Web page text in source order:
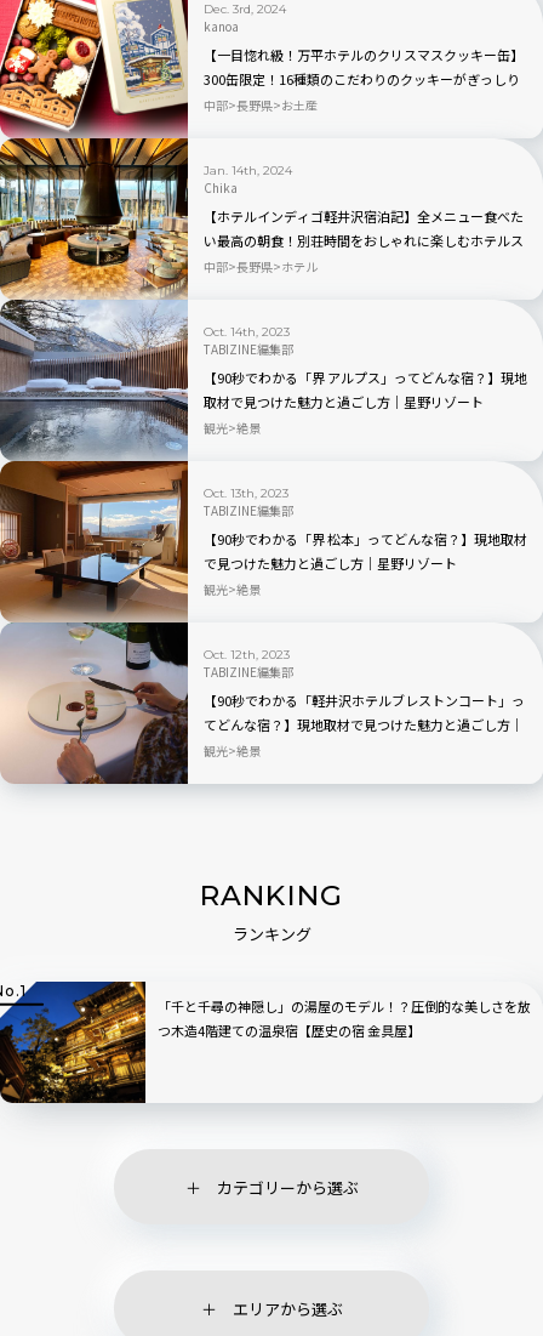
Dec. 3rd, 2024
kanoa
【一目惚れ級！万平ホテルのクリスマスクッキー缶】
300缶限定！16種類のこだわりのクッキーがぎっしり
中部 長野県 お土産
Jan. 14th, 2024
Chika
【ホテルインディゴ軽井沢宿泊記】全メニュー食べた
い最高の朝食！別荘時間をおしゃれに楽しむホテルス
テイ
中部 長野県 ホテル
Oct. 14th, 2023
TABIZINE編集部
【90秒でわかる「界 アルプス」ってどんな宿？】現地
取材で見つけた魅力と過ごし方｜星野リゾート
×TABIZINE10周年
観光 絶景
Oct. 13th, 2023
TABIZINE編集部
【90秒でわかる「界 松本」ってどんな宿？】現地取材
で見つけた魅力と過ごし方｜星野リゾート
×TABIZINE10周年
観光 絶景
Oct. 12th, 2023
TABIZINE編集部
【90秒でわかる「軽井沢ホテルブレストンコート」っ
てどんな宿？】現地取材で見つけた魅力と過ごし方｜
星野リゾート×TABIZINE10周年
観光 絶景
RANKING
ランキング
「千と千尋の神隠し」の湯屋のモデル！？圧倒的な美しさを放
つ木造4階建ての温泉宿【歴史の宿 金具屋】
カテゴリーから選ぶ
エリアから選ぶ